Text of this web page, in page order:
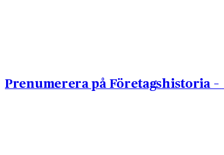
Prenumerera på Företagshistoria –